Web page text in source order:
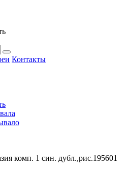
Контакты
комп. 1 син. дубл.,рис.195601